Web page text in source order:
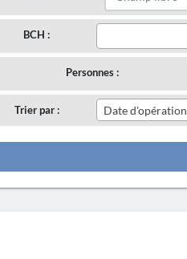
BCH :
Personnes :
Trier par : Date d'opération